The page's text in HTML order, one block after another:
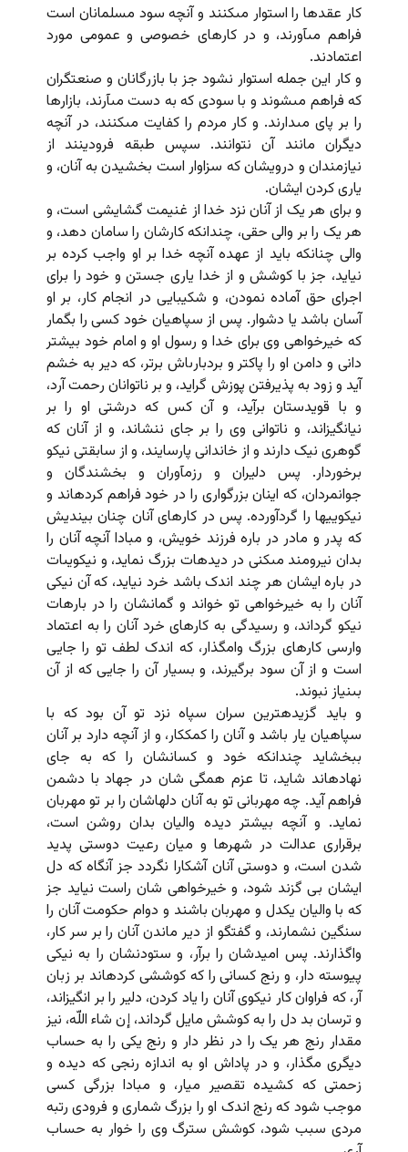
کار عقدها را استوار مى‏کنند و آنچه سود مسلمانان است
فراهم مى‏آورند، و در کارهاى خصوصى و عمومى مورد
اعتمادند.
و کار این جمله استوار نشود جز با بازرگانان و صنعتگران
که فراهم مى‏شوند و با سودى که به دست مى‏آرند، بازارها
را بر پاى مى‏دارند. و کار مردم را کفایت مى‏کنند، در آنچه
دیگران مانند آن نتوانند. سپس طبقه فرودینند از
نیازمندان و درویشان که سزاوار است بخشیدن به آنان، و
یارى کردن ایشان.
و براى هر یک از آنان نزد خدا از غنیمت گشایشى است، و
هر یک را بر والى حقى، چندانکه کارشان را سامان دهد، و
والى چنانکه باید از عهده آنچه خدا بر او واجب کرده بر
نیاید، جز با کوشش و از خدا یارى جستن و خود را براى
اجراى حق آماده نمودن، و شکیبایى در انجام کار، بر او
آسان باشد یا دشوار. پس از سپاهیان خود کسى را بگمار
که خیرخواهى وى براى خدا و رسول او و امام خود بیشتر
دانى و دامن او را پاکتر و بردبارى‏اش برتر، که دیر به خشم
آید و زود به پذیرفتن پوزش گراید، و بر ناتوانان رحمت آرد،
و با قویدستان برآید، و آن کس که درشتى او را بر
نیانگیزاند، و ناتوانى وى را بر جاى ننشاند، و از آنان که
گوهرى نیک دارند و از خاندانى پارسایند، و از سابقتى نیکو
برخوردار. پس دلیران و رزم‏آوران و بخشندگان و
جوانمردان، که اینان بزرگوارى را در خود فراهم کرده‏اند و
نیکوییها را گردآورده. پس در کارهاى آنان چنان بیندیش
که پدر و مادر در باره فرزند خویش، و مبادا آنچه آنان را
بدان نیرومند مى‏کنى در دیده‏ات بزرگ نماید، و نیکویى‏ات
در باره ایشان هر چند اندک باشد خرد نیاید، که آن نیکى
آنان را به خیرخواهى تو خواند و گمانشان را در باره‏ات
نیکو گرداند، و رسیدگى به کارهاى خرد آنان را به اعتماد
وارسى کارهاى بزرگ وامگذار، که اندک لطف تو را جایى
است و از آن سود برگیرند، و بسیار آن را جایى که از آن
بى‏نیاز نبوند.
و باید گزیده‏ترین سران سپاه نزد تو آن بود که با
سپاهیان یار باشد و آنان را کمک‏کار، و از آنچه دارد بر آنان
ببخشاید چندانکه خود و کسانشان را که به جاى
نهاده‏اند شاید، تا عزم همگى شان در جهاد با دشمن
فراهم آید. چه مهربانى تو به آنان دلهاشان را بر تو مهربان
نماید. و آنچه بیشتر دیده والیان بدان روشن است،
برقرارى عدالت در شهرها و میان رعیت دوستى پدید
شدن است، و دوستى آنان آشکارا نگردد جز آنگاه که دل
ایشان بى گزند شود، و خیرخواهى شان راست نیاید جز
که با والیان یکدل و مهربان باشند و دوام حکومت آنان را
سنگین نشمارند، و گفتگو از دیر ماندن آنان را بر سر کار،
واگذارند. پس امیدشان را برآر، و ستودنشان را به نیکى
پیوسته دار، و رنج کسانى را که کوششى کرده‏اند بر زبان
آر، که فراوان کار نیکوى آنان را یاد کردن، دلیر را بر انگیزاند،
و ترسان بد دل را به کوشش مایل گرداند، إن شاء اللّه، نیز
مقدار رنج هر یک را در نظر دار و رنج یکى را به حساب
دیگرى مگذار، و در پاداش او به اندازه رنجى که دیده و
زحمتى که کشیده تقصیر میار، و مبادا بزرگى کسى
موجب شود که رنج اندک او را بزرگ شمارى و فرودى رتبه
مردى سبب شود، کوشش سترگ وى را خوار به حساب